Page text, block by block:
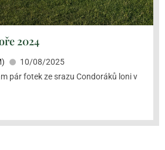
2024
10/08/2025
pár fotek ze srazu Condoráků loni v